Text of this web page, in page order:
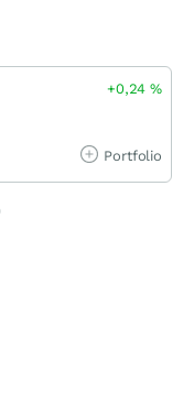
+0,24%
Portfolio